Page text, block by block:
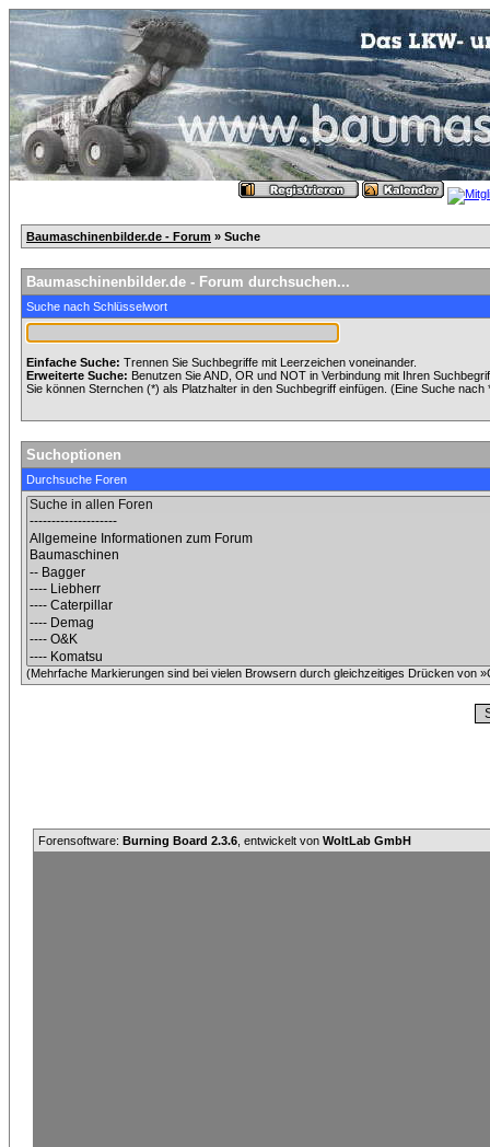
Baumaschinenbilder.de - Forum » Suche
Baumaschinenbilder.de - Forum durchsuchen...
Suche nach Schlüsselwort
Einfache Suche: Trennen Sie Suchbegriffe mit Leerzeichen voneinander.
Erweiterte Suche: Benutzen Sie AND, OR und NOT in Verbindung mit Ihren
Sie können Sternchen (*) als Platzhalter in den Suchbegriff einfügen. (Eine Suche
Suchoptionen
Durchsuche Foren
(Mehrfache Markierungen sind bei vielen Browsern durch gleichzeitiges Drücken von
Forensoftware: Burning Board 2.3.6 , entwickelt von WoltLab GmbH